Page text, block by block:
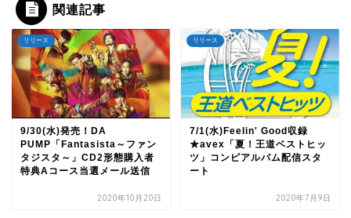
関連記事
リリース
9/30(水)発売！DA
PUMP「Fantasista～ファン
タジスタ～」CD2形態購入者
特典Aコース当選メール送信
2020年10月20日
リリース
7/1(水)Feelin' Good収録
★avex「夏！王道ベストヒッ
ツ」コンピアルバム配信スタ
ート
2020年7月9日